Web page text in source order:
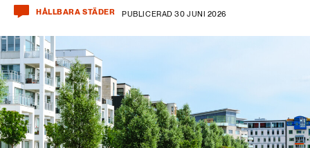
HÅLLBARA STÄDER PUBLICERAD 30 JUNI 2026